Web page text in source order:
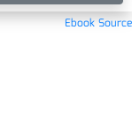
Ebook Source